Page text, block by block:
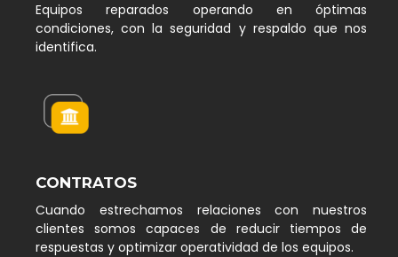
Equipos reparados operando en óptimas
condiciones, con la seguridad y respaldo que nos
identifica.
CONTRATOS
Cuando estrechamos relaciones con nuestros
clientes somos capaces de reducir tiempos de
respuestas y optimizar operatividad de los equipos.